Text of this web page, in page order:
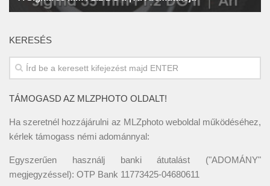
KERESÉS
TÁMOGASD AZ MLZPHOTO OLDALT!
Ha szeretnél hozzájárulni az MLZphoto weboldal működéséhez,
kérlek támogass némi adománnyal:
Egyszerűen használj banki átutalást ("ADOMÁNY"
megjegyzéssel): OTP Bank 11773425-04680611